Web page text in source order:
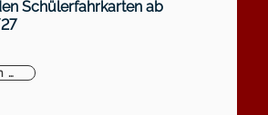
Schülerfahrkarten ab
… Aktuelles zu den Schülerfahrkarten ab